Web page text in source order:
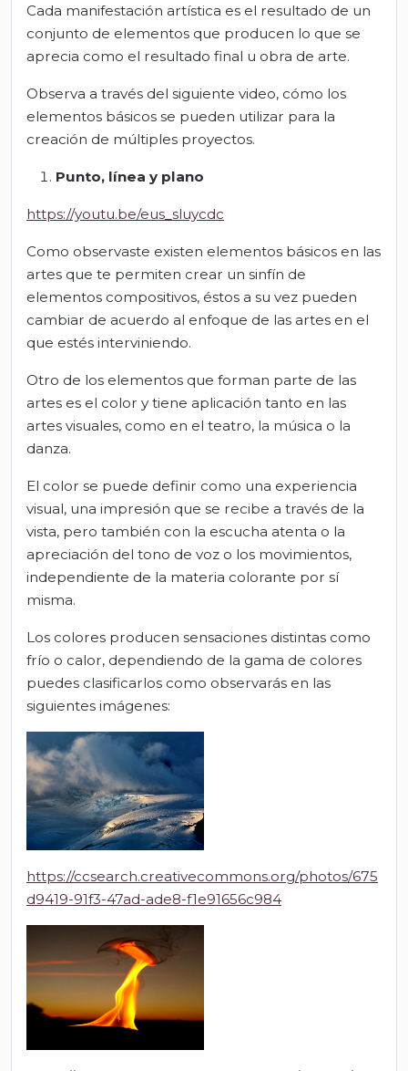
Cada manifestación artística es el resultado de un
conjunto de elementos que producen lo que se
aprecia como el resultado final u obra de arte.
Observa a través del siguiente video, cómo los
elementos básicos se pueden utilizar para la
creación de múltiples proyectos.
Punto, línea y plano
https://youtu.be/eus_sluycdc
Como observaste existen elementos básicos en las
artes que te permiten crear un sinfín de
elementos compositivos, éstos a su vez pueden
cambiar de acuerdo al enfoque de las artes en el
que estés interviniendo.
Otro de los elementos que forman parte de las
artes es el color y tiene aplicación tanto en las
artes visuales, como en el teatro, la música o la
danza.
El color se puede definir como una experiencia
visual, una impresión que se recibe a través de la
vista, pero también con la escucha atenta o la
apreciación del tono de voz o los movimientos,
independiente de la materia colorante por sí
misma.
Los colores producen sensaciones distintas como
frío o calor, dependiendo de la gama de colores
puedes clasificarlos como observarás en las
siguientes imágenes:
https://ccsearch.creativecommons.org/photos/675
d9419-91f3-47ad-ade8-f1e91656c984